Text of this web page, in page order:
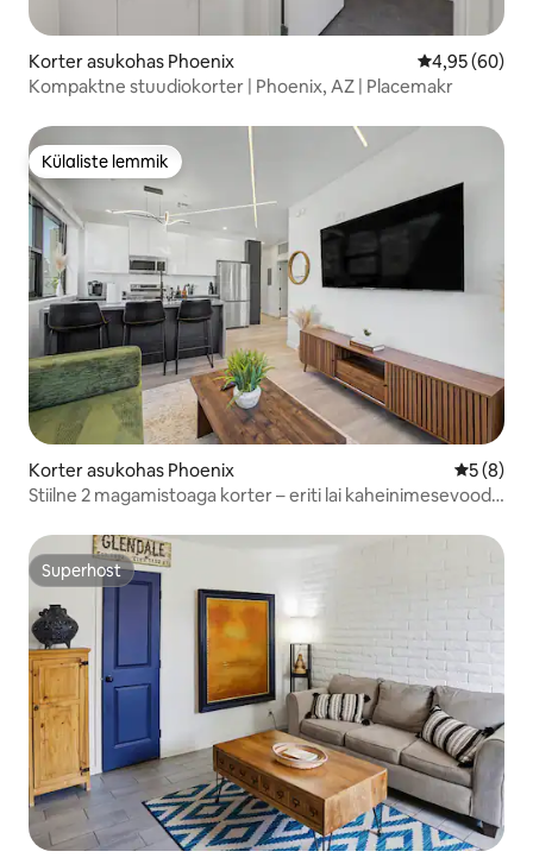
Korter asukohas Phoenix Keskmine
4,95 (60)
Kompaktne stuudiokorter | Phoenix, AZ | Placemakr
Külaliste lemmik
Külaliste lemmik
Korter asukohas Phoenix
5 (8)
Stiilne 2 magamistoaga korter – eriti lai kaheinimesevoodi
Superhost
Superhost